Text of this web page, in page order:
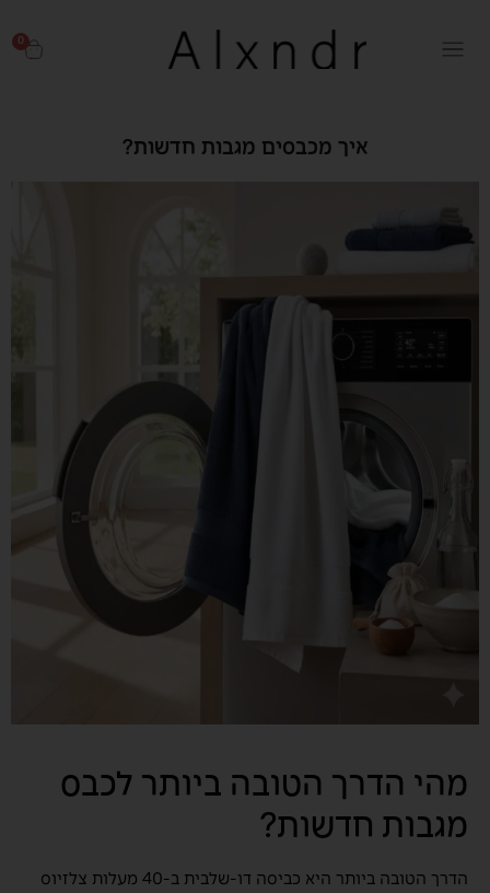
0
איך מכבסים מגבות חדשות?
מהי הדרך הטובה ביותר לכבס
מגבות חדשות?
הדרך הטובה ביותר היא כביסה דו-שלבית ב-40 מעלות צלזיוס